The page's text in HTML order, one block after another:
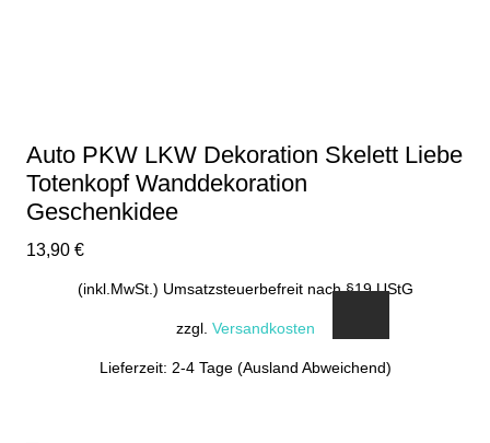
Auto PKW LKW Dekoration Skelett Liebe
Totenkopf Wanddekoration
Geschenkidee
13,90 €
(inkl.MwSt.) Umsatzsteuerbefreit nach §19 UStG
zzgl. Versandkosten
Lieferzeit: 2-4 Tage (Ausland Abweichend)